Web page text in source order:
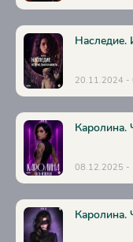
20.11.2024 -
Каролина.
08.12.2025 -
Каролина.